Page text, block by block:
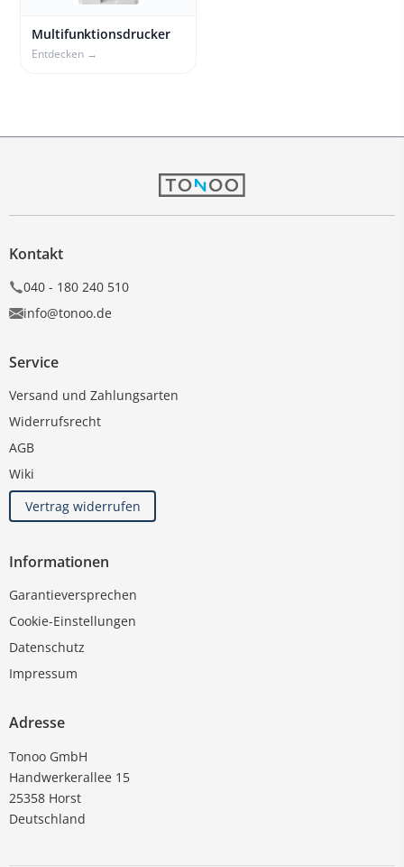
Multifunktionsdrucker
Entdecken →
Kontakt
040 - 180 240 510
info@tonoo.de
Service
Versand und Zahlungsarten
Widerrufsrecht
AGB
Wiki
Vertrag widerrufen
Informationen
Garantieversprechen
Cookie-Einstellungen
Datenschutz
Impressum
Adresse
Tonoo GmbH
Handwerkerallee 15
25358 Horst
Deutschland